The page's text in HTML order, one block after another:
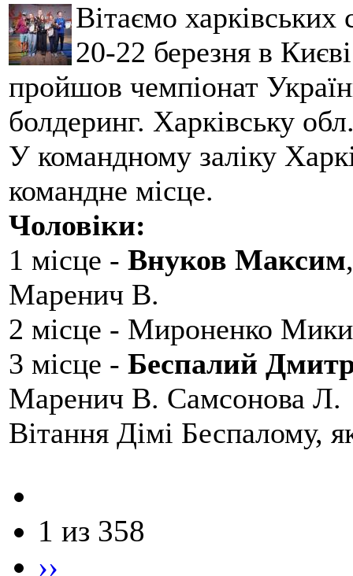
Вітаємо
20-22 березня в
пройшов чемпіонат
болдеринг. Харківську
У командному заліку
командне місце.
Чоловіки:
1 місце - Внуков Максим
Маренич В.
2 місце - Мироненко
3 місце - Беспалий
Маренич В. Самсонова Л.
Вітання Дімі Беспалому,
1 из 358
››